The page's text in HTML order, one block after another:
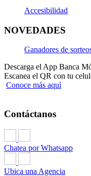
Accesibilidad
NOVEDADES
Ganadores de
Descarga el App Banca
Escanea el QR con tu
Conoce más aquí
Contáctanos
Chatea por Whatsapp
Ubica una Agencia